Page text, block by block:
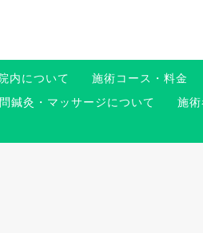
内について 施術コース・料金
問鍼灸・マッサージについて 施